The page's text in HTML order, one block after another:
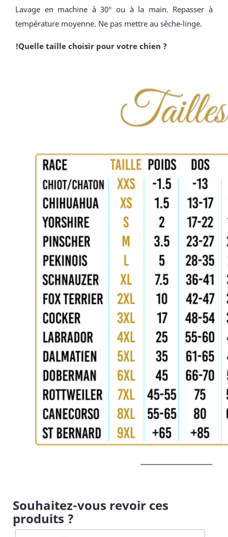
Lavage en machine à 30° ou à la main. Repasser à
température moyenne. Ne pas mettre au sèche-linge.
!Quelle taille choisir pour votre chien ?
Souhaitez-vous revoir ces
produits ?